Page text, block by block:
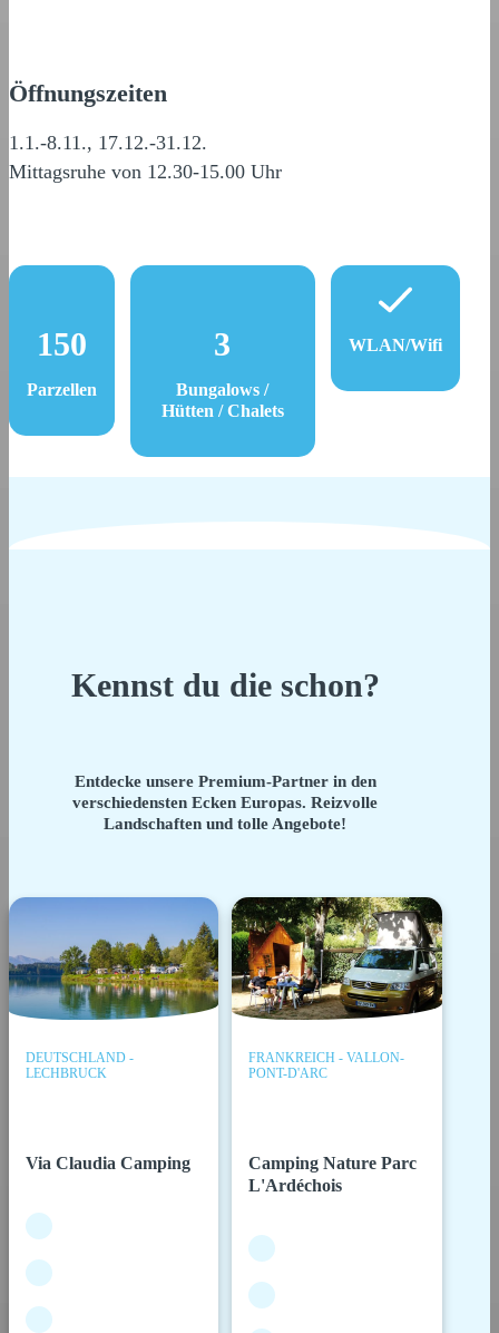
Öffnungszeiten
1.1.-8.11., 17.12.-31.12.
Mittagsruhe von 12.30-15.00 Uhr
150
Parzellen
3
Bungalows /
Hütten / Chalets
WLAN/Wifi
Kennst du die schon?
Entdecke unsere Premium-Partner in den
verschiedensten Ecken Europas. Reizvolle
Landschaften und tolle Angebote!
DEUTSCHLAND -
LECHBRUCK
Via Claudia Camping
FRANKREICH - VALLON-
PONT-D'ARC
Camping Nature Parc
L'Ardéchois